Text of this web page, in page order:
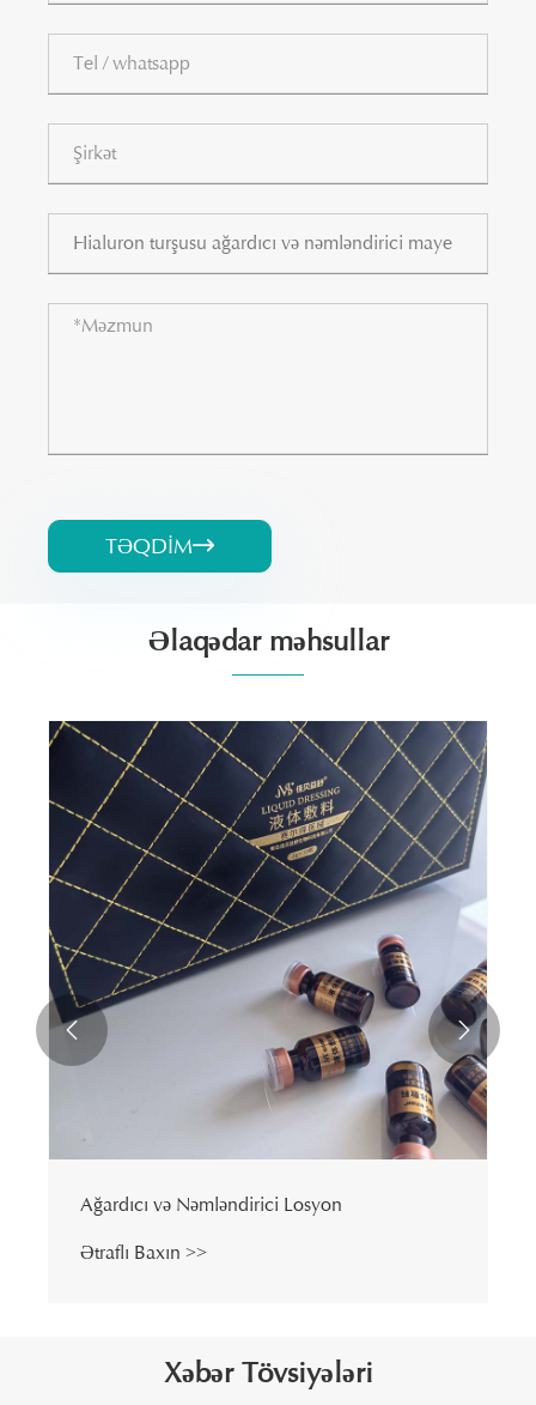
TƏQDIM
Əlaqədar məhsullar
Ağardıcı və Nəmləndirici Losyon
Ətraflı Baxın >>
 
Xəbər Tövsiyələri